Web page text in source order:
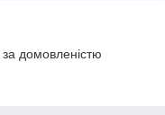
домовленістю